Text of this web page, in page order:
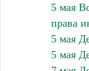
5 мая
права
5 мая
5 мая